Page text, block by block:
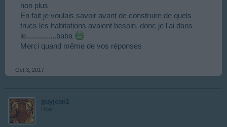
non plus
En fait je voulais savoir avant de construire de quels
trucs les habitations avaient besoin, donc je l'ai dans
le...............baba
Merci quand même de vos réponses
Oct 3, 2017
guyjean1
User